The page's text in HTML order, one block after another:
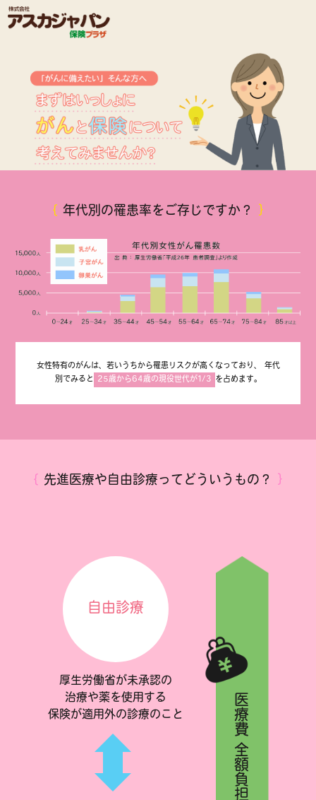
｛ 年代別の罹患率をご存じですか？ ｝
女性特有のがんは、若いうちから罹患リスクが高くなっており、
年代
別でみると
25歳から64歳の現役世代が1/3 を占めます。
｛ 先進医療や自由診療ってどういうもの？ ｝
自由診療
厚生労働省が未承認の
治療や薬を使用する
保険が適用外の診療のこと
医療費 全額負担